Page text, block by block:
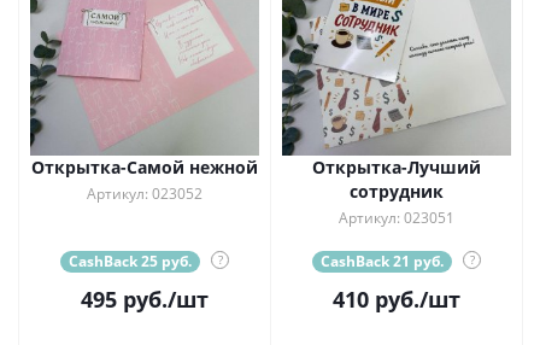
Открытка-Самой нежной
Артикул: 023052
CashBack 25 руб. ?
495 руб./шт
Открытка-Лучший
сотрудник
Артикул: 023051
CashBack 21 руб. ?
410 руб./шт